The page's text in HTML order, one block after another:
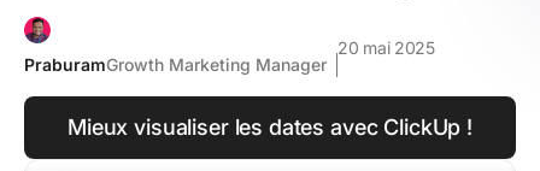
PraburamGrowth Marketing Manager
20 mai 2025
Mieux visualiser les dates avec ClickUp !